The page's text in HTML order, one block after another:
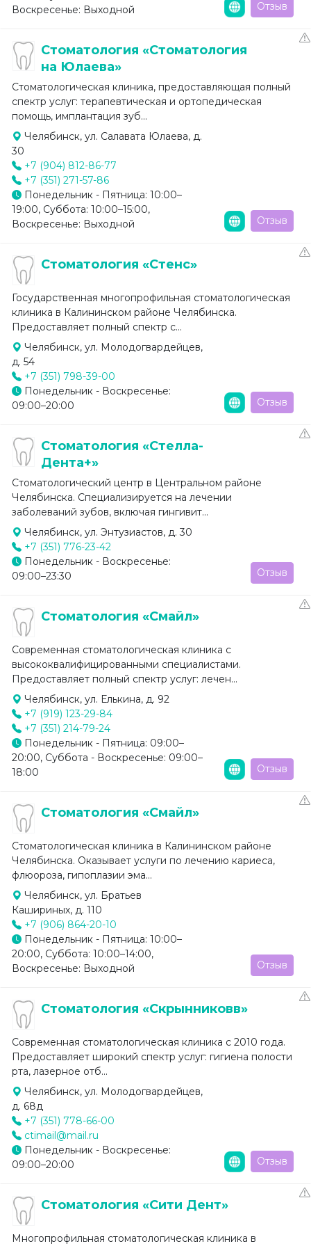
Воскресенье: Выходной
Отзыв
Стоматология «Стоматология
на Юлаева»
Стоматологическая клиника, предоставляющая полный
спектр услуг: терапевтическая и ортопедическая
помощь, имплантация зуб...
Челябинск, ул. Салавата Юлаева, д.
30
+7 (904) 812-86-77
+7 (351) 271-57-86
Понедельник - Пятница: 10:00–
19:00, Суббота: 10:00–15:00,
Воскресенье: Выходной
Отзыв
Стоматология «Стенс»
Государственная многопрофильная стоматологическая
клиника в Калининском районе Челябинска.
Предоставляет полный спектр с...
Челябинск, ул. Молодогвардейцев,
д. 54
+7 (351) 798-39-00
Понедельник - Воскресенье:
09:00–20:00
Отзыв
Стоматология «Стелла-
Дента+»
Стоматологический центр в Центральном районе
Челябинска. Специализируется на лечении
заболеваний зубов, включая гингивит...
Челябинск, ул. Энтузиастов, д. 30
+7 (351) 776-23-42
Понедельник - Воскресенье:
09:00–23:30
Отзыв
Стоматология «Смайл»
Современная стоматологическая клиника с
высококвалифицированными специалистами.
Предоставляет полный спектр услуг: лечен...
Челябинск, ул. Елькина, д. 92
+7 (919) 123-29-84
+7 (351) 214-79-24
Понедельник - Пятница: 09:00–
20:00, Суббота - Воскресенье: 09:00–
18:00
Отзыв
Стоматология «Смайл»
Стоматологическая клиника в Калининском районе
Челябинска. Оказывает услуги по лечению кариеса,
флюороза, гипоплазии эма...
Челябинск, ул. Братьев
Кашириных, д. 110
+7 (906) 864-20-10
Понедельник - Пятница: 10:00–
20:00, Суббота: 10:00–14:00,
Воскресенье: Выходной
Отзыв
Стоматология «Скрынниковв»
Современная стоматологическая клиника с 2010 года.
Предоставляет широкий спектр услуг: гигиена полости
рта, лазерное отб...
Челябинск, ул. Молодогвардейцев,
д. 68д
+7 (351) 778-66-00
ctimail@mail.ru
Понедельник - Воскресенье:
09:00–20:00
Отзыв
Стоматология «Сити Дент»
Многопрофильная стоматологическая клиника в